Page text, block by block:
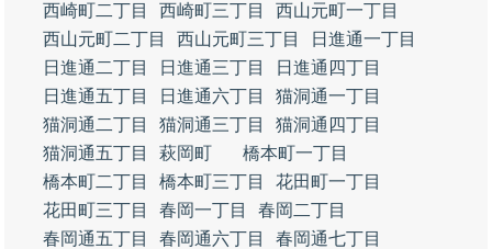
西崎町二丁目
西崎町三丁目
西山元町一丁目
西山元町二丁目
西山元町三丁目
日進通一丁目
日進通二丁目
日進通三丁目
日進通四丁目
日進通五丁目
日進通六丁目
猫洞通一丁目
猫洞通二丁目
猫洞通三丁目
猫洞通四丁目
猫洞通五丁目
萩岡町
橋本町一丁目
橋本町二丁目
橋本町三丁目
花田町一丁目
花田町三丁目
春岡一丁目
春岡二丁目
春岡通五丁目
春岡通六丁目
春岡通七丁目